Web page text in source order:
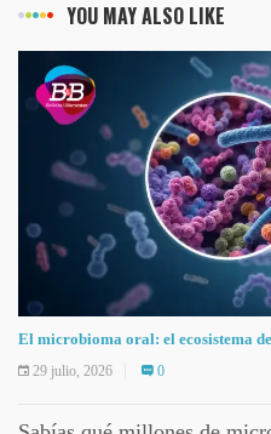
YOU MAY ALSO LIKE
El microbioma oral: el ecosistema
29 julio, 2026 0